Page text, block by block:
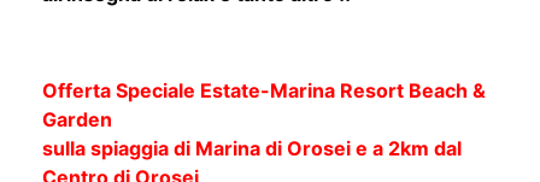
la tua vacanza all-inclusive con tutta la famiglia
Offerta Speciale Estate-Marina Resort Beach &
Garden